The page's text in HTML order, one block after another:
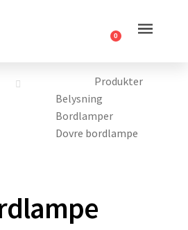
0
Produkter
Belysning
Bordlamper
Dovre bordlampe